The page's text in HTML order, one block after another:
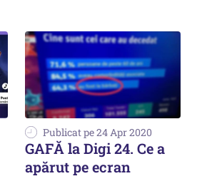
Publicat pe 24 Apr 2020
GAFĂ la Digi 24. Ce a
apărut pe ecran